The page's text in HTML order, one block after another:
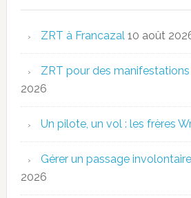
ZRT à Francazal 10 août
ZRT pour des manifestations
2026
Un pilote, un vol : les frères
Gérer un passage
2026